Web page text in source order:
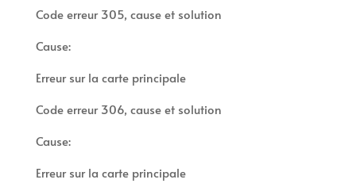
Code erreur 305, cause et solution
Cause:
Erreur sur la carte principale
Code erreur 306, cause et solution
Cause:
Erreur sur la carte principale